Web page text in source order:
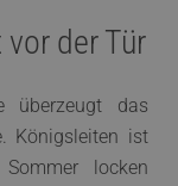
der Tür
überzeugt das
Königsleiten ist
locken